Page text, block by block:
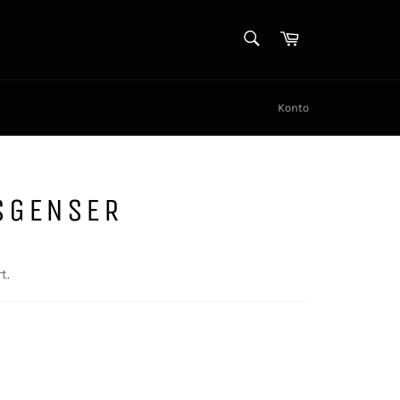
Handlekurv
Konto